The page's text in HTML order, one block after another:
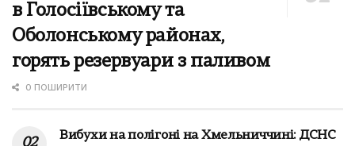
в Голосіївському та
Оболонському районах,
горять резервуари з паливом
0 ПОШИРИТИ
Вибухи на полігоні на Хмельниччині: ДСНС